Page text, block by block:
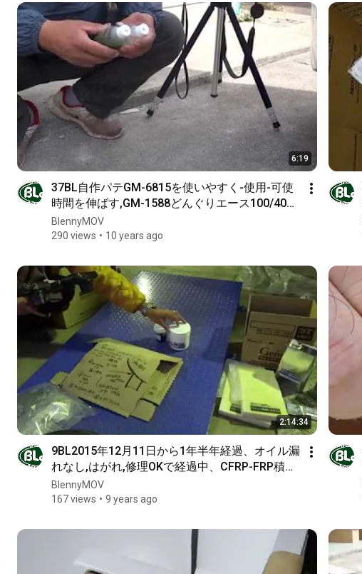
6:19
37BL自作パテGM-6815を使いやすく-使用-可使
時間を伸ばす,GM-1588どんぐりエース100/40同
一配合比で試して!!軽トラックをかっこよく!!ワ
ンオフ-カスタムcustom-クールF
BlennyMOV
290 views
10 years ago
2:14:34
9BL2015年12月11日から1年半年経過、オイル漏
れなし,はがれ,修理OKで経過中、CFRP-FRP積層
GM-6815とGM-8300肉盛り補強、鉄骨フレーム
とタンク溶接部亀裂の漏れ止め割れ
BlennyMOV
167 views
9 years ago